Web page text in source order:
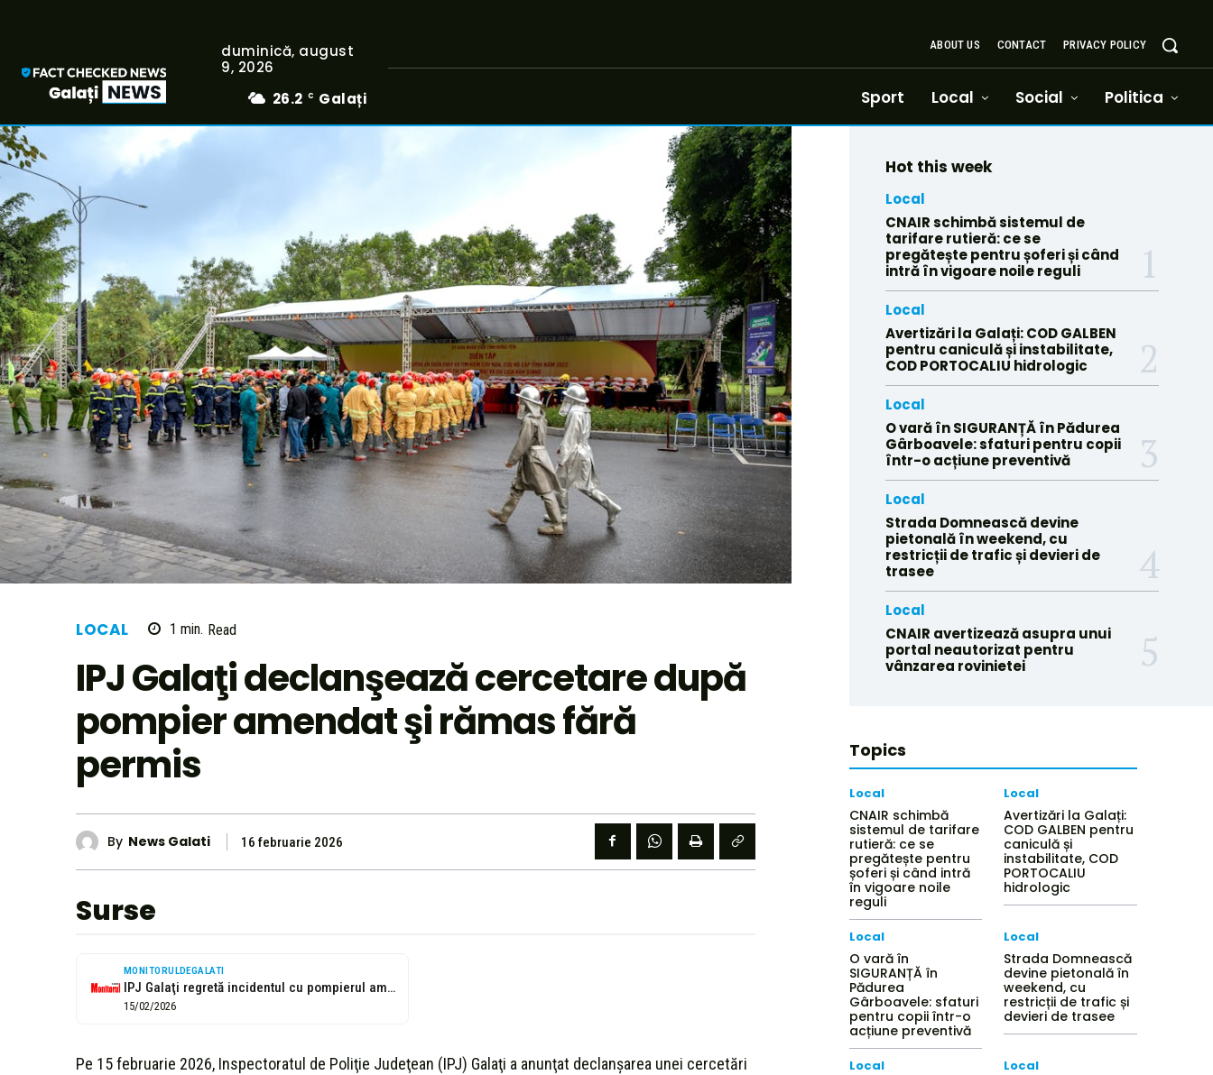
duminică, august
9, 2026
26.2 C Galați
ABOUT US CONTACT PRIVACY POLICY
Sport Local Social Politica
LOCAL 1 min. Read
IPJ Galaţi declanşează cercetare după
pompier amendat şi rămas fără
permis
By News Galati 16 februarie 2026
Surse
MONITORULDEGALATI
IPJ Galaţi regretă incidentul cu pompierul amendat şi lăsat fără permis
15/02/2026
Pe 15 februarie 2026, Inspectoratul de Poliţie Judeţean (IPJ) Galaţi a anunţat declanşarea unei cercetări
Hot this week
Local
CNAIR schimbă sistemul de
tarifare rutieră: ce se
pregătește pentru șoferi și când
intră în vigoare noile reguli
Local
Avertizări la Galați: COD GALBEN
pentru caniculă și instabilitate,
COD PORTOCALIU hidrologic
Local
O vară în SIGURANȚĂ în Pădurea
Gârboavele: sfaturi pentru copii
într-o acțiune preventivă
Local
Strada Domnească devine
pietonală în weekend, cu
restricții de trafic și devieri de
trasee
Local
CNAIR avertizează asupra unui
portal neautorizat pentru
vânzarea rovinietei
Topics
Local
CNAIR schimbă
sistemul de tarifare
rutieră: ce se
pregătește pentru
șoferi și când intră
în vigoare noile
reguli
Local
Avertizări la Galați:
COD GALBEN pentru
caniculă și
instabilitate, COD
PORTOCALIU
hidrologic
Local
O vară în
SIGURANȚĂ în
Pădurea
Gârboavele: sfaturi
pentru copii într-o
acțiune preventivă
Local
Strada Domnească
devine pietonală în
weekend, cu
restricții de trafic și
devieri de trasee
Local Local